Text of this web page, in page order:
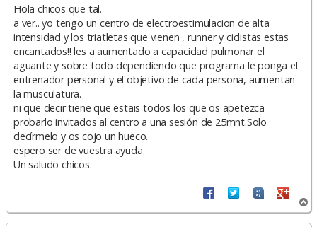
n
a
j
e
Hola chicos que tal.
a ver.. yo tengo un centro de electroestimulacion de alta
intensidad y los triatletas que vienen , runner y ciclistas estas
encantados!! les a aumentado a capacidad pulmonar el
aguante y sobre todo dependiendo que programa le ponga el
entrenador personal y el objetivo de cada persona, aumentan
la musculatura.
ni que decir tiene que estais todos los que os apetezca
probarlo invitados al centro a una sesión de 25mnt.Solo
decírmelo y os cojo un hueco.
espero ser de vuestra ayuda.
Un saludo chicos.
r